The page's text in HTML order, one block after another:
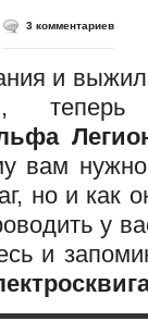
3 комментариев
и
вам
но и как
у
и